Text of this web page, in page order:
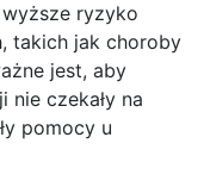
ryzyko
takich jak choroby
jest, aby
czekały na
pomocy u